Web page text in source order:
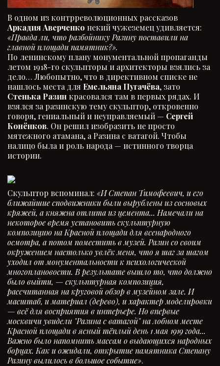
В одном из контрреволюционных рассказов
Аркадия Аверченко некий чужеземец удивляется:
«Правда ли, что разбойнику Разину поставили на
главной площади памятник?».
По ленинскому плану монументальной пропаганды
летом 1918-го скульпторы и архитекторы взялись за
дело… Любопытно, что в директивном списке не
нашлось места для Емельяна Пугачёва, зато
Стенька Разин красовался там в первых рядах. И
взялся за разинскую тему скульптор, откровенно
говоря, гениальный и неуправляемый — Сергей
Конёнков. Он решил изобразить не просто
мятежного атамана, а Разина с ватагой. Чтобы
налицо была и роль народа — истинного творца
истории.
Скульптор вспоминал: «И Степан Тимофеевич, и его
ближайшие сподвижники были вырублены из сосновых
кряжей, а княжна отлита из цемента... Намечали на
некоторое время установить скульптурную
композицию на Красной площади для всенародного
осмотра, а потом поместить в музей. Разин со своим
окружением настолько увлёк меня, что я шаг за шагом
уходил от монументальности к психологической
многоплановости. В результате вышло то, что должно
было выйти, — скульптурная композиция,
рассчитанная на круговой обзор в музейном зале. И
масштаб, и материал (дерево), и характер моделировки
— всё для восприятия в интерьере. Но впервые
москвичи увидели "Разина с ватагой" на лобном месте
Красной площади в ясный тёплый день 1 мая 1919 года...
Важно было напомнить массам о выдающихся народных
борцах. Как и ожидали, открытие памятника Степану
Разину вылилось в большое событие».